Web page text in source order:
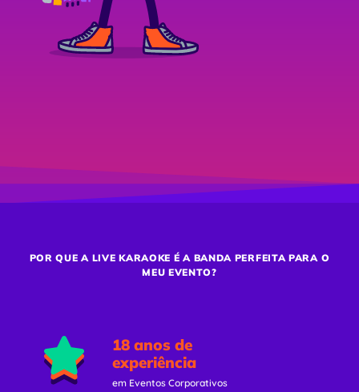
POR QUE A LIVE KARAOKE É A BANDA PERFEITA PARA O
MEU EVENTO?
18 anos de
experiência
em Eventos Corporativos